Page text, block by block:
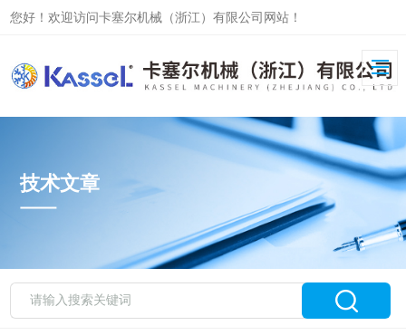
您好！欢迎访问卡塞尔机械（浙江）有限公司网站！
技术文章